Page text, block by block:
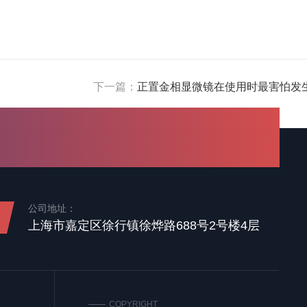
下一篇： 正置金相显微镜在使用时最害怕发
公司地址：
上海市嘉定区徐行镇徐烨路688号2号楼4层
COPYRIGHT